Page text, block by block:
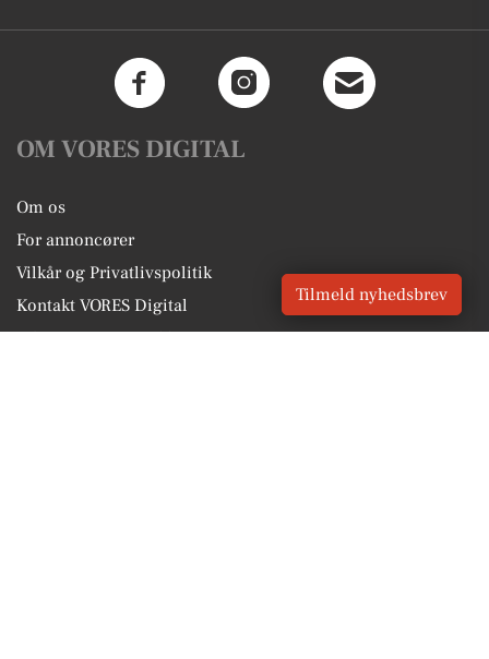
OM VORES DIGITAL
Om os
For annoncører
Vilkår og Privatlivspolitik
Kontakt VORES Digital
Administrer samtykke
Tilmeld nyhedsbrev